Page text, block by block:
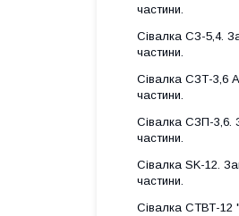
частини.
Сівалка СЗ-5,4.
частини.
Сівалка СЗТ-3,6
частини.
Сівалка СЗП-3,6.
частини.
Сівалка SK-12.
частини.
Сівалка СТВТ-12